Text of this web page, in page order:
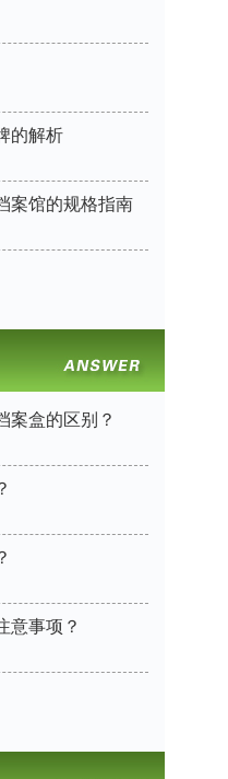
的解析
案馆的规格指南
案盒的区别？
意事项？